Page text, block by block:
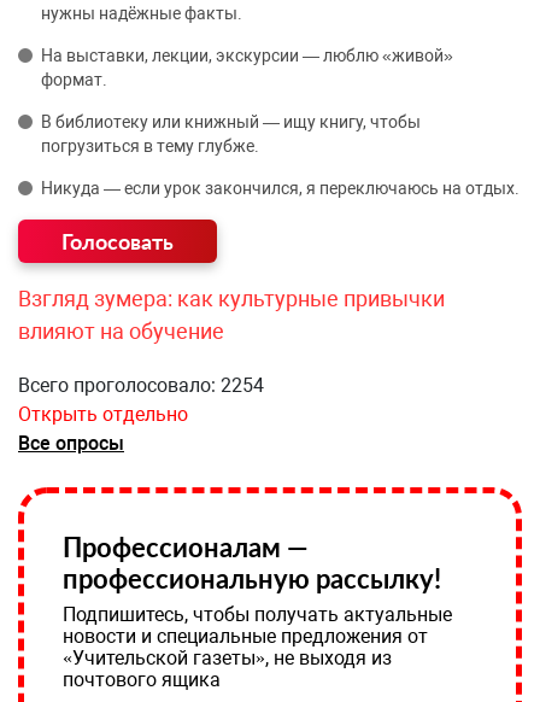
нужны надёжные факты.
На выставки, лекции, экскурсии — люблю «живой»
формат.
В библиотеку или книжный — ищу книгу, чтобы
погрузиться в тему глубже.
Никуда — если урок закончился, я переключаюсь на отдых.
Взгляд зумера: как культурные привычки
влияют на обучение
Всего проголосовало: 2254
Открыть отдельно
Все опросы
Профессионалам —
профессиональную рассылку!
Подпишитесь, чтобы получать актуальные
новости и специальные предложения от
«Учительской газеты», не выходя из
почтового ящика